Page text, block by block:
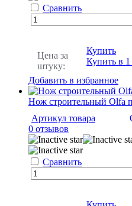
Сравнить
Цена за
штуку:
Купить
Купить в
Добавить в избранное
Нож строительный Olfa
Артикул товара
0 отзывов
Сравнить